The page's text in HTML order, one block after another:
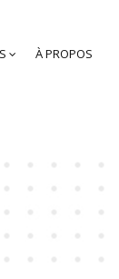
À PROPOS